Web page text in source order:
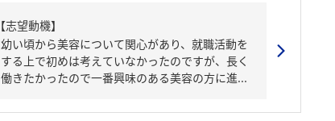
【志望動機】
幼い頃から美容について関心があり、就職活動を
する上で初めは考えていなかったのですが、長く
働きたかったので一番興味のある美容の方に進...